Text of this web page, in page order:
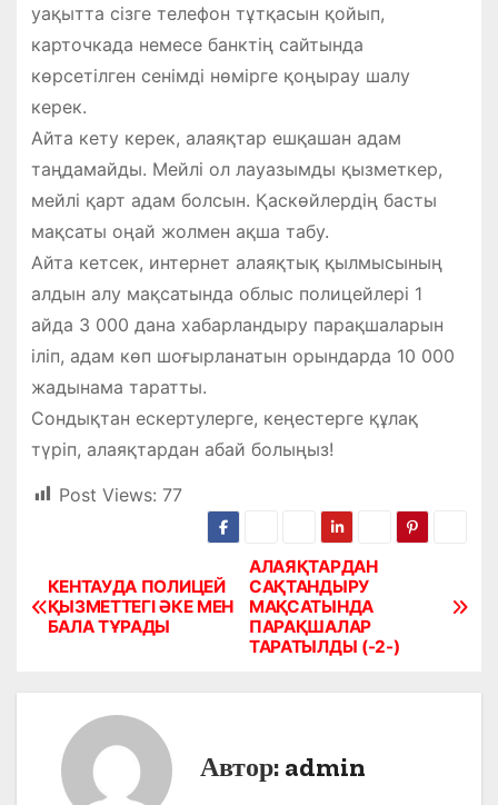
уақытта сізге телефон тұтқасын қойып,
карточкада немесе банктің сайтында
көрсетілген сенімді нөмірге қоңырау шалу
керек.
Айта кету керек, алаяқтар ешқашан адам
таңдамайды. Мейлі ол лауазымды қызметкер,
мейлі қарт адам болсын. Қаскөйлердің басты
мақсаты оңай жолмен ақша табу.
Айта кетсек, интернет алаяқтық қылмысының
алдын алу мақсатында облыс полицейлері 1
айда 3 000 дана хабарландыру парақшаларын
іліп, адам көп шоғырланатын орындарда 10 000
жадынама таратты.
Сондықтан ескертулерге, кеңестерге құлақ
түріп, алаяқтардан абай болыңыз!
Post Views: 77
Н
а
АЛАЯҚТАРДАН
САҚТАНДЫРУ
МАҚСАТЫНДА
ПАРАҚШАЛАР
ТАРАТЫЛДЫ (-2-)
КЕНТАУДА ПОЛИЦЕЙ
ҚЫЗМЕТТЕГІ ӘКЕ МЕН
БАЛА ТҰРАДЫ
Автор: admin